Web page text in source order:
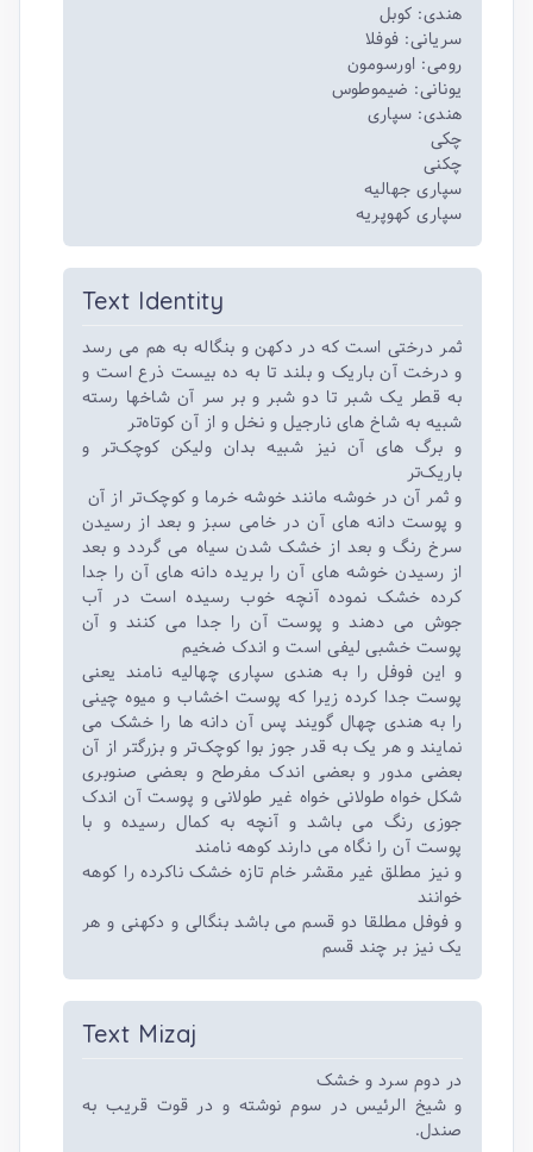
هندی: کوبل
سریانی: فوفلا
رومی: اورسومون
یونانی: ضیموطوس
هندی: سپاری
چکی
چکنی
سپاری جهالیه
سپاری کهوپریه
Text Identity
ثمر درختی است که در دکهن و بنگاله به هم می رسد
و درخت آن باریک و بلند تا به ده بیست ذرع است و
به قطر یک شبر تا دو شبر و بر سر آن شاخها رسته
شبیه به شاخ های نارجیل و نخل و از آن کوتاه‌تر
و برگ های آن نیز شبیه بدان ولیکن کوچک‌تر و
باریک‌تر
و ثمر آن در خوشه مانند خوشه خرما و کوچک‌تر از آن
و پوست دانه های آن در خامی سبز و بعد از رسیدن
سرخ رنگ و بعد از خشک شدن سیاه می گردد و بعد
از رسیدن خوشه های آن را بریده دانه های آن را جدا
کرده خشک نموده آنچه خوب رسیده است در آب
جوش می دهند و پوست آن را جدا می کنند و آن
پوست خشبی لیفی است و اندک ضخیم
و این فوفل را به هندی سپاری چهالیه نامند یعنی
پوست جدا کرده زیرا که پوست اخشاب و میوه چینی
را به هندی چهال گویند پس آن دانه ها را خشک می
نمایند و هر یک به قدر جوز بوا کوچک‌تر و بزرگتر از آن
بعضی مدور و بعضی اندک مفرطح و بعضی صنوبری
شکل خواه طولانی خواه غیر طولانی و پوست آن اندک
جوزی رنگ می باشد و آنچه به کمال رسیده و با
پوست آن را نگاه می دارند کوهه نامند
و نیز مطلق غیر مقشر خام تازه خشک ناکرده را کوهه
خوانند
و فوفل مطلقا دو قسم می باشد بنگالی و دکهنی و هر
یک نیز بر چند قسم
Text Mizaj
در دوم سرد و خشک
و شیخ الرئیس در سوم نوشته و در قوت قریب به
صندل.